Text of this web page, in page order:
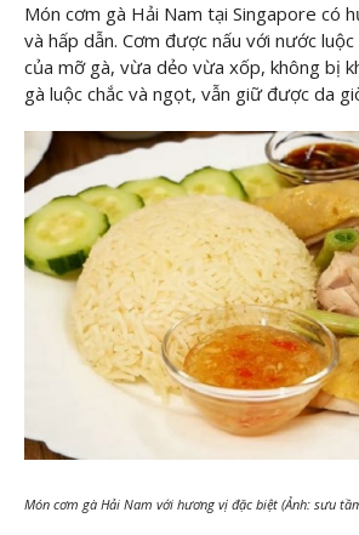
Món cơm gà Hải Nam tại Singapore có
và hấp dẫn. Cơm được nấu với nước
của mỡ gà, vừa dẻo vừa xốp, không bị
gà luộc chắc và ngọt, vẫn giữ được da
Món cơm gà Hải Nam với hương vị đặc biệt (Ảnh: sưu